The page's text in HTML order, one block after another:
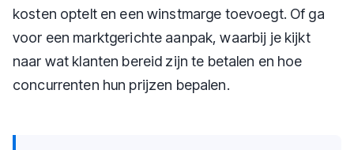
kosten optelt en een winstmarge toevoegt. Of ga
voor een marktgerichte aanpak, waarbij je kijkt
naar wat klanten bereid zijn te betalen en hoe
concurrenten hun prijzen bepalen.